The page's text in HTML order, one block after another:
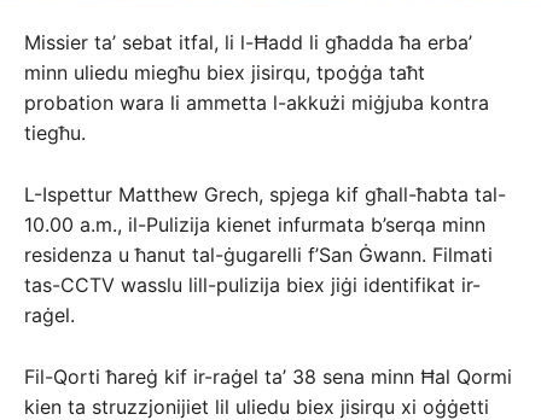
Missier ta’ sebat itfal, li l-Ħadd li għadda ħa erba’
minn uliedu miegħu biex jisirqu, tpoġġa taħt
probation wara li ammetta l-akkużi miġjuba kontra
tiegħu.
L-Ispettur Matthew Grech, spjega kif għall-ħabta tal-
10.00 a.m., il-Pulizija kienet infurmata b’serqa minn
residenza u ħanut tal-ġugarelli f’San Ġwann. Filmati
tas-CCTV wasslu lill-pulizija biex jiġi identifikat ir-
raġel.
Fil-Qorti ħareġ kif ir-raġel ta’ 38 sena minn Ħal Qormi
kien ta struzzjonijiet lil uliedu biex jisirqu xi oġġetti